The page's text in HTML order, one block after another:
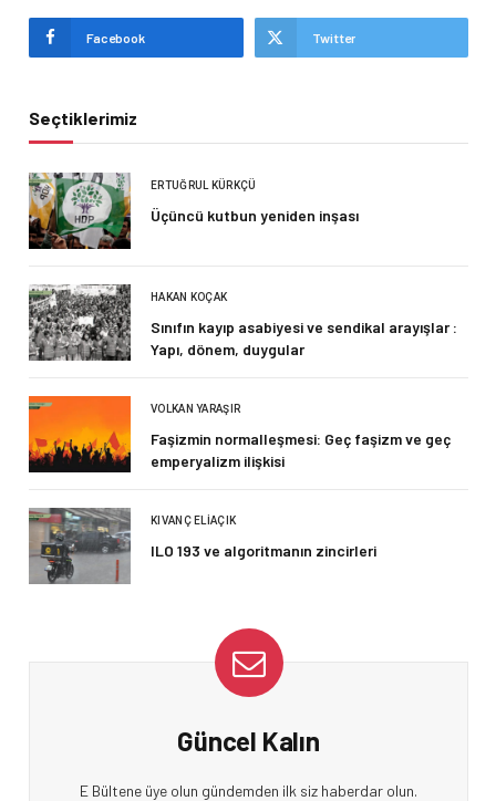
Facebook Twitter
Seçtiklerimiz
ERTUĞRUL KÜRKÇÜ
Üçüncü kutbun yeniden inşası
HAKAN KOÇAK
Sınıfın kayıp asabiyesi ve sendikal arayışlar :
Yapı, dönem, duygular
VOLKAN YARAŞIR
Faşizmin normalleşmesi: Geç faşizm ve geç
emperyalizm ilişkisi
KIVANÇ ELIAÇIK
ILO 193 ve algoritmanın zincirleri
Güncel Kalın
E Bültene üye olun gündemden ilk siz haberdar olun.